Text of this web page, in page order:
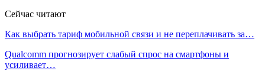
Сейчас читают
Как выбрать тариф мобильной связи и не переплачивать за…
Qualcomm прогнозирует слабый спрос на смартфоны и
усиливает…